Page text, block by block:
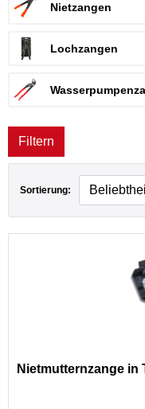
Nietzangen
Lochzangen
Filtern
Sortierung:
Nietmutternzange in